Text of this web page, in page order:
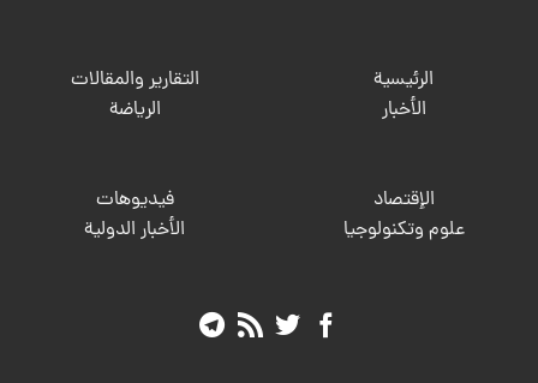
الرئيسية
الأخبار
التقارير والمقالات
الریاضة
الإقتصاد
علوم وتكنولوجيا
فيديوهات
الأخبار الدولية